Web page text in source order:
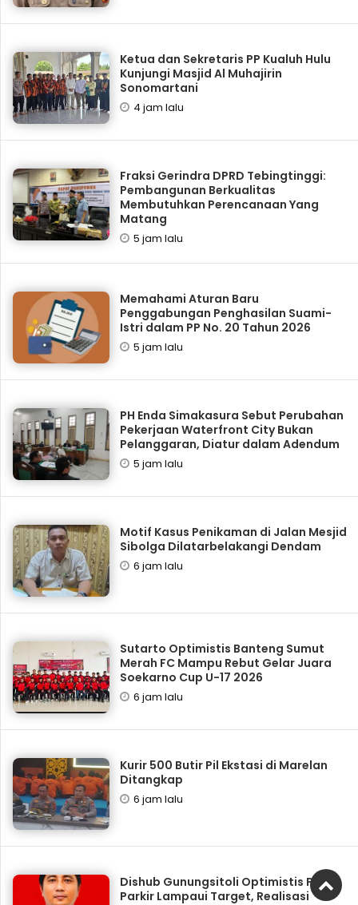
Ketua dan Sekretaris PP Kualuh Hulu
Kunjungi Masjid Al Muhajirin
Sonomartani
4 jam lalu
Fraksi Gerindra DPRD Tebingtinggi:
Pembangunan Berkualitas
Membutuhkan Perencanaan Yang
Matang
5 jam lalu
Memahami Aturan Baru
Penggabungan Penghasilan Suami-
Istri dalam PP No. 20 Tahun 2026
5 jam lalu
PH Enda Simakasura Sebut Perubahan
Pekerjaan Waterfront City Bukan
Pelanggaran, Diatur dalam Adendum
5 jam lalu
Motif Kasus Penikaman di Jalan Mesjid
Sibolga Dilatarbelakangi Dendam
6 jam lalu
Sutarto Optimistis Banteng Sumut
Merah FC Mampu Rebut Gelar Juara
Soekarno Cup U-17 2026
6 jam lalu
Kurir 500 Butir Pil Ekstasi di Marelan
Ditangkap
6 jam lalu
Dishub Gunungsitoli Optimistis PAD
Parkir Lampaui Target, Realisasi